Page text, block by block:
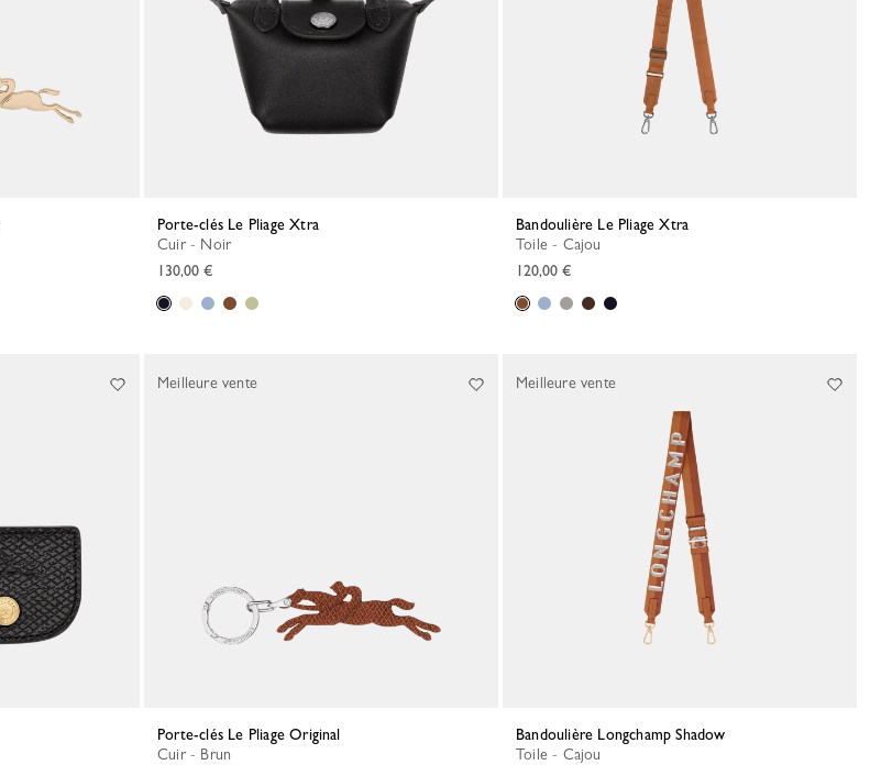
Porte-clés Le Pliage Xtra
Cuir - Noir
130,00 €
Bandoulière Le Pliage Xtra
Toile - Cajou
120,00 €
Porte-clés Le Pliage Original
Cuir - Brun
Meilleure vente
Bandoulière Longchamp Shadow
Toile - Cajou
Meilleure vente